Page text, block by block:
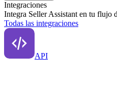
Integraciones
Integra Seller Assistant en tu flujo
Todas las integraciones
API